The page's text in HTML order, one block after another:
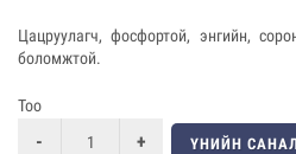
Цацруулагч, фосфортой, энгийн,
боломжтой.
Тоо
ҮНИЙН